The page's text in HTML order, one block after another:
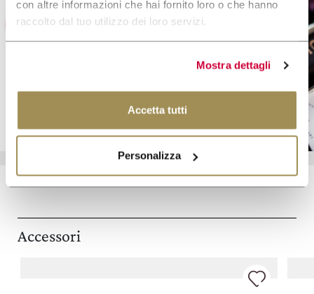
con altre informazioni che hai fornito loro o che hanno
raccolto dal tuo utilizzo dei loro servizi.
Mostra dettagli
Accetta tutti
Personalizza
Gift Card
SCOPRI DI PIÙ
Accessori